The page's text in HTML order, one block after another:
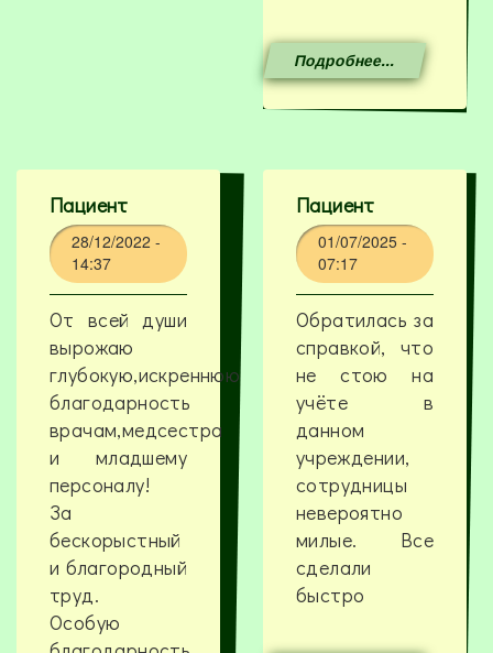
Подробнее...
Пациент
28/12/2022 -
14:37
От всей души
вырожаю
глубокую,искреннюю
благодарность
врачам,медсестра
и младшему
персоналу!
За
бескорыстный
и благородный
труд.
Особую
Пациент
01/07/2025 -
07:17
Обратилась за
справкой, что
не стою на
учёте в
данном
учреждении,
сотрудницы
невероятно
милые. Все
сделали
быстро